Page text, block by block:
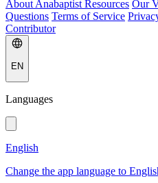
About Anabaptist Resources Our
Questions Terms of Service
Contributor
EN
Languages
English
Change the app language to